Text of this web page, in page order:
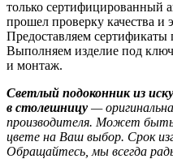
только сертифицированный
прошел проверку качества и
Предоставляем сертификаты
Выполняем изделие под
и монтаж.
Светлый подоконник из
в столешницу —
производителя. Может быть
цвете на Ваш выбор. Срок
Обращайтесь, мы всегда